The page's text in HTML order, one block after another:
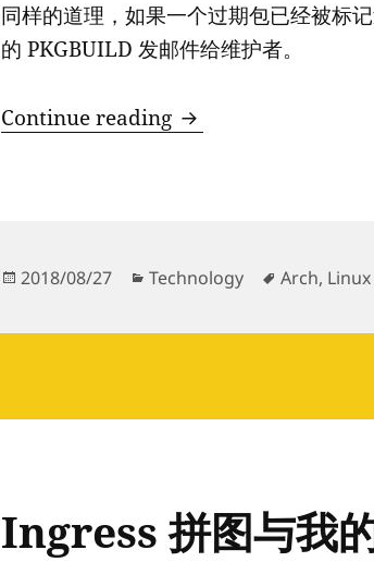
同样的道理，如果一个过期包已经被标
的 PKGBUILD 发邮件给维护者。
Continue reading Arch Linux 社区中不
Posted
2018/08/27 Categories
Technology Tags
Arch, Linux
Ingress 拼图与我